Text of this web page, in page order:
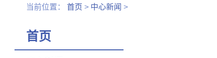
实训内容2 实训电子教案
实训答疑
当前位置： 首页 > 中心新闻 >
首页